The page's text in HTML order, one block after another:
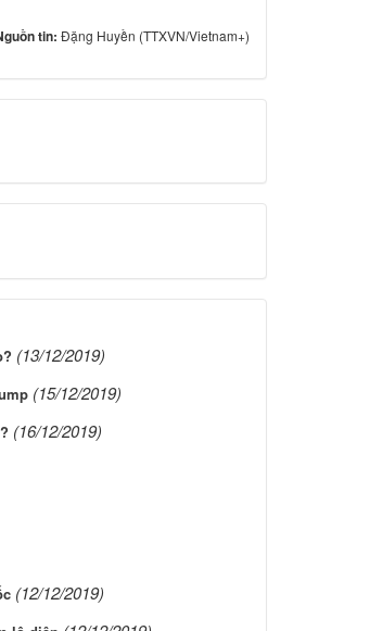
tin: Đặng Huyền (TTXVN/Vietnam+)
(13/12/2019)
(15/12/2019)
(16/12/2019)
(12/12/2019)